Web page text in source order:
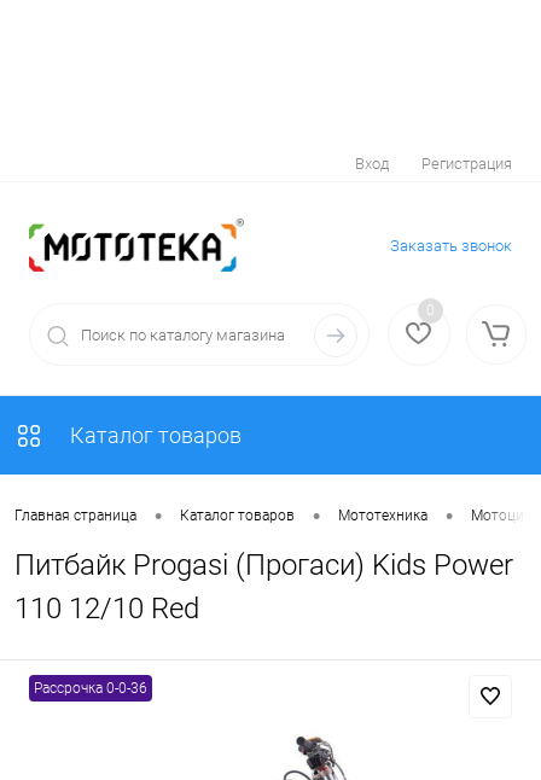
Вход Регистрация
Заказать звонок
0
Каталог товаров
Главная страница • Каталог товаров • Мототехника •
Питбайк Progasi (Прогаси) Kids Power
110 12/10 Red
Рассрочка 0-0-36